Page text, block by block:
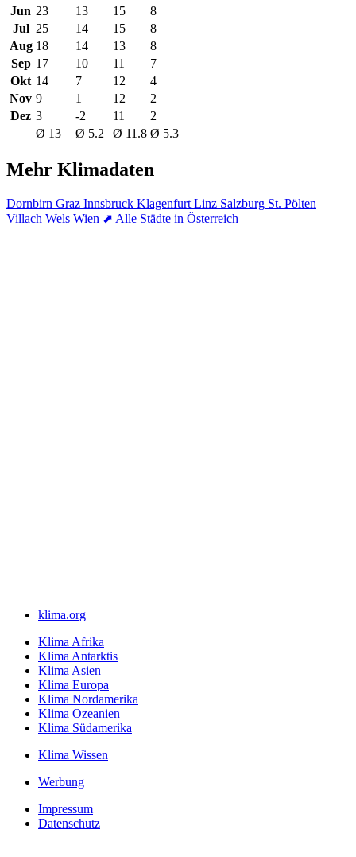
Jun 23 13 15
8
Jul 25 14 15
8
Aug 18 14 13
8
Sep 17 10 11
7
Okt 14 7 12
4
Nov 9 1 12
2
Dez 3 -2 11
2
Ø 13
Ø 5.2 Ø 11.8 Ø 5.3
Mehr Klimadaten
Dornbirn Graz Innsbruck Klagenfurt Linz Salzburg St. Pölten
Villach Wels Wien ⬈ Alle Städte in Österreich
klima.org
Klima Afrika
Klima Antarktis
Klima Asien
Klima Europa
Klima Nordamerika
Klima Ozeanien
Klima Südamerika
Klima Wissen
Werbung
Impressum
Datenschutz